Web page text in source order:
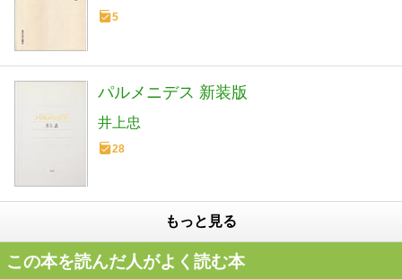
5
パルメニデス 新装版
井上忠
28
もっと見る
この本を読んだ人がよく読む本